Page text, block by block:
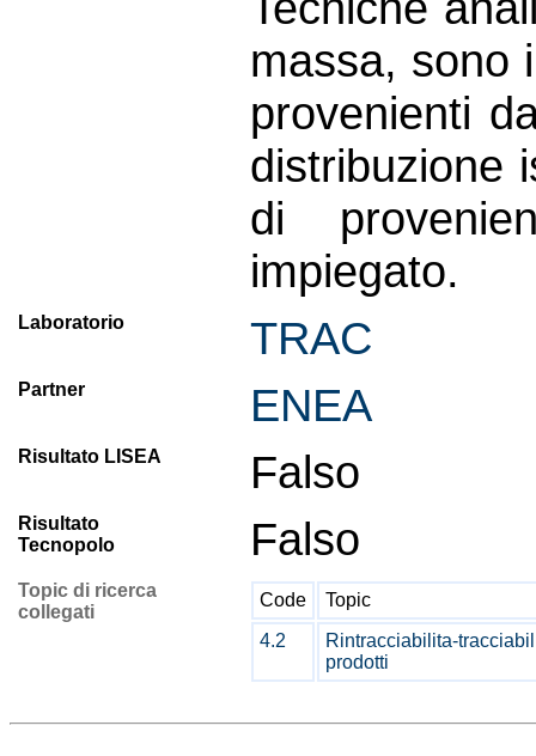
massa, sono
provenienti
distribuzione
di
impiegato.
Laboratorio TRAC
Partner ENEA
Risultato LISEA Falso
Risultato
Tecnopolo
Falso
Topic di ricerca
collegati
Code
Topic
4.2
Rintracciabilita-
prodotti